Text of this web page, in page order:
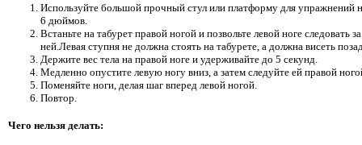
Используйте большой прочный стул или платформу для упражнений
6 дюймов.
Встаньте на табурет правой ногой и позвольте левой ноге следовать за
ней.Левая ступня не должна стоять на табурете, а должна висеть
Держите вес тела на правой ноге и удерживайте до 5 секунд.
Медленно опустите левую ногу вниз, а затем следуйте ей правой
Поменяйте ноги, делая шаг вперед левой ногой.
Повтор.
Чего нельзя делать: